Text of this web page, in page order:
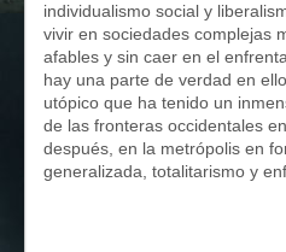
individualismo social y
vivir en sociedades complejas
afables y sin caer en el
hay una parte de verdad en
utópico que ha tenido un
de las fronteras occidentales
después, en la metrópolis en
generalizada, totalitarismo y